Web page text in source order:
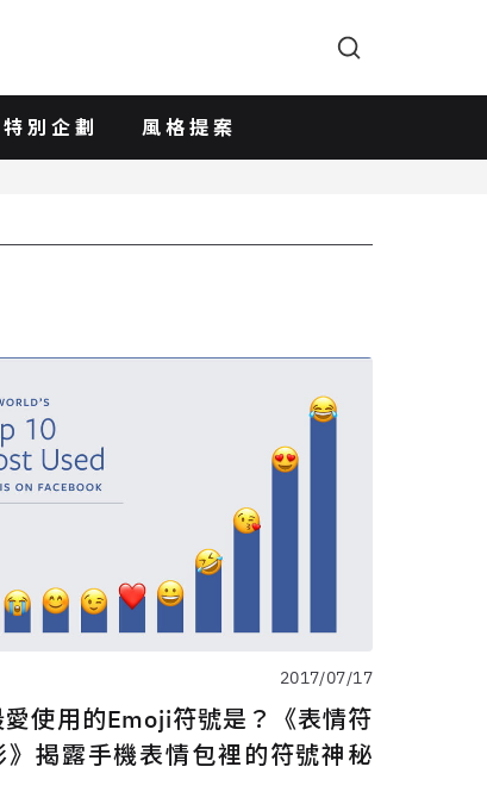
特別企劃 風格提案
2017/07/17
使用的Emoji符號是？《表情符
》揭露手機表情包裡的符號神秘